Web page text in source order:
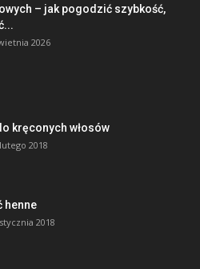
– jak pogodzić szybkość,
2026
kręconych włosów
2018
henne
2018